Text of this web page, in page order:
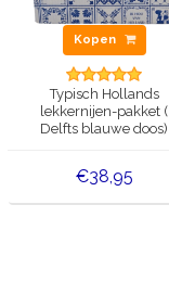
Kopen
Typisch Hollands
lekkernijen-pakket (
Delfts blauwe doos)
€38,95